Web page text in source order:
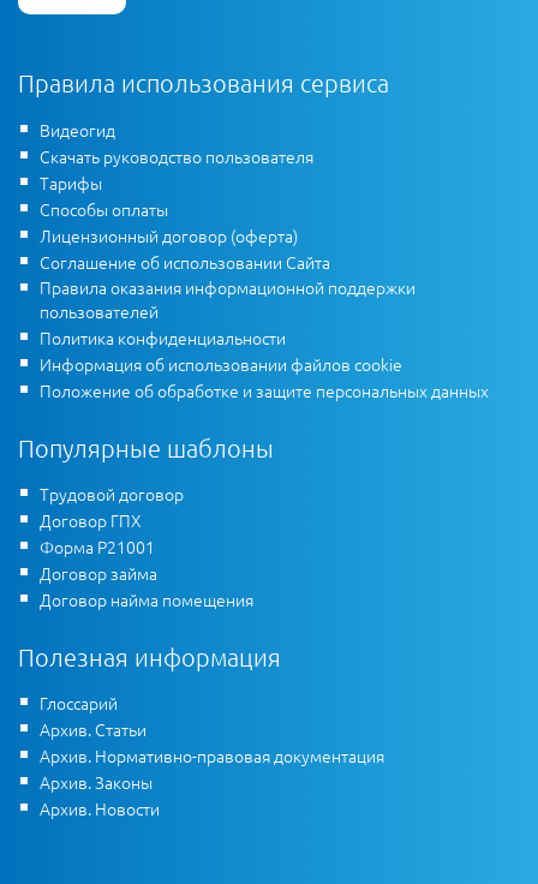
Правила использования сервиса
Видеогид
Скачать руководство пользователя
Тарифы
Способы оплаты
Лицензионный договор (оферта)
Соглашение об использовании Сайта
Правила оказания информационной поддержки
пользователей
Политика конфиденциальности
Информация об использовании файлов cookie
Положение об обработке и защите персональных данных
Популярные шаблоны
Трудовой договор
Договор ГПХ
Форма Р21001
Договор займа
Договор найма помещения
Полезная информация
Глоссарий
Архив. Статьи
Архив. Нормативно-правовая документация
Архив. Законы
Архив. Новости